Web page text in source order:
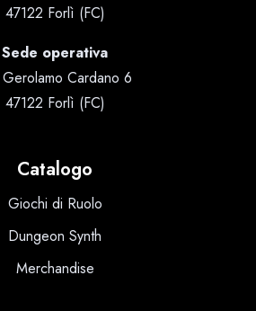
47122 Forlì (FC)
Sede operativa
Cardano 6
47122 Forlì (FC)
Catalogo
Giochi di Ruolo
Dungeon Synth
Merchandise